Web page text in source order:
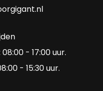
- 17:00 uur.
- 15:30 uur.